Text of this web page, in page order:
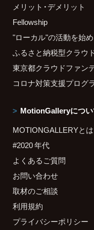
メリット・デメリット
Fellowship
"ローカル"の活動を始
ふるさと納税型クラウ
東京都クラウドファン
コロナ対策支援プログ
MotionGalleryにつ
MOTIONGALLERYとは
#2020 年代
よくあるご質問
お問い合わせ
取材のご相談
利用規約
プライバシーポリシー